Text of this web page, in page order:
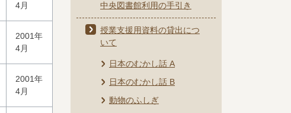
4月
2001年
4月
2001年
4月
中央図書館利用の手引き
授業支援用資料の貸出につ
いて
日本のむかし話 A
日本のむかし話 B
動物のふしぎ